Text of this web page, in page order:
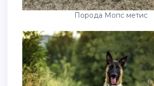
Порода Мопс метис